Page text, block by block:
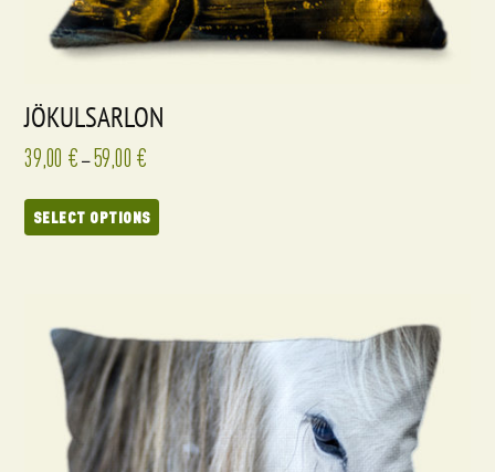
JÖKULSARLON
39,00 € –59,00 €
SELECT OPTIONS